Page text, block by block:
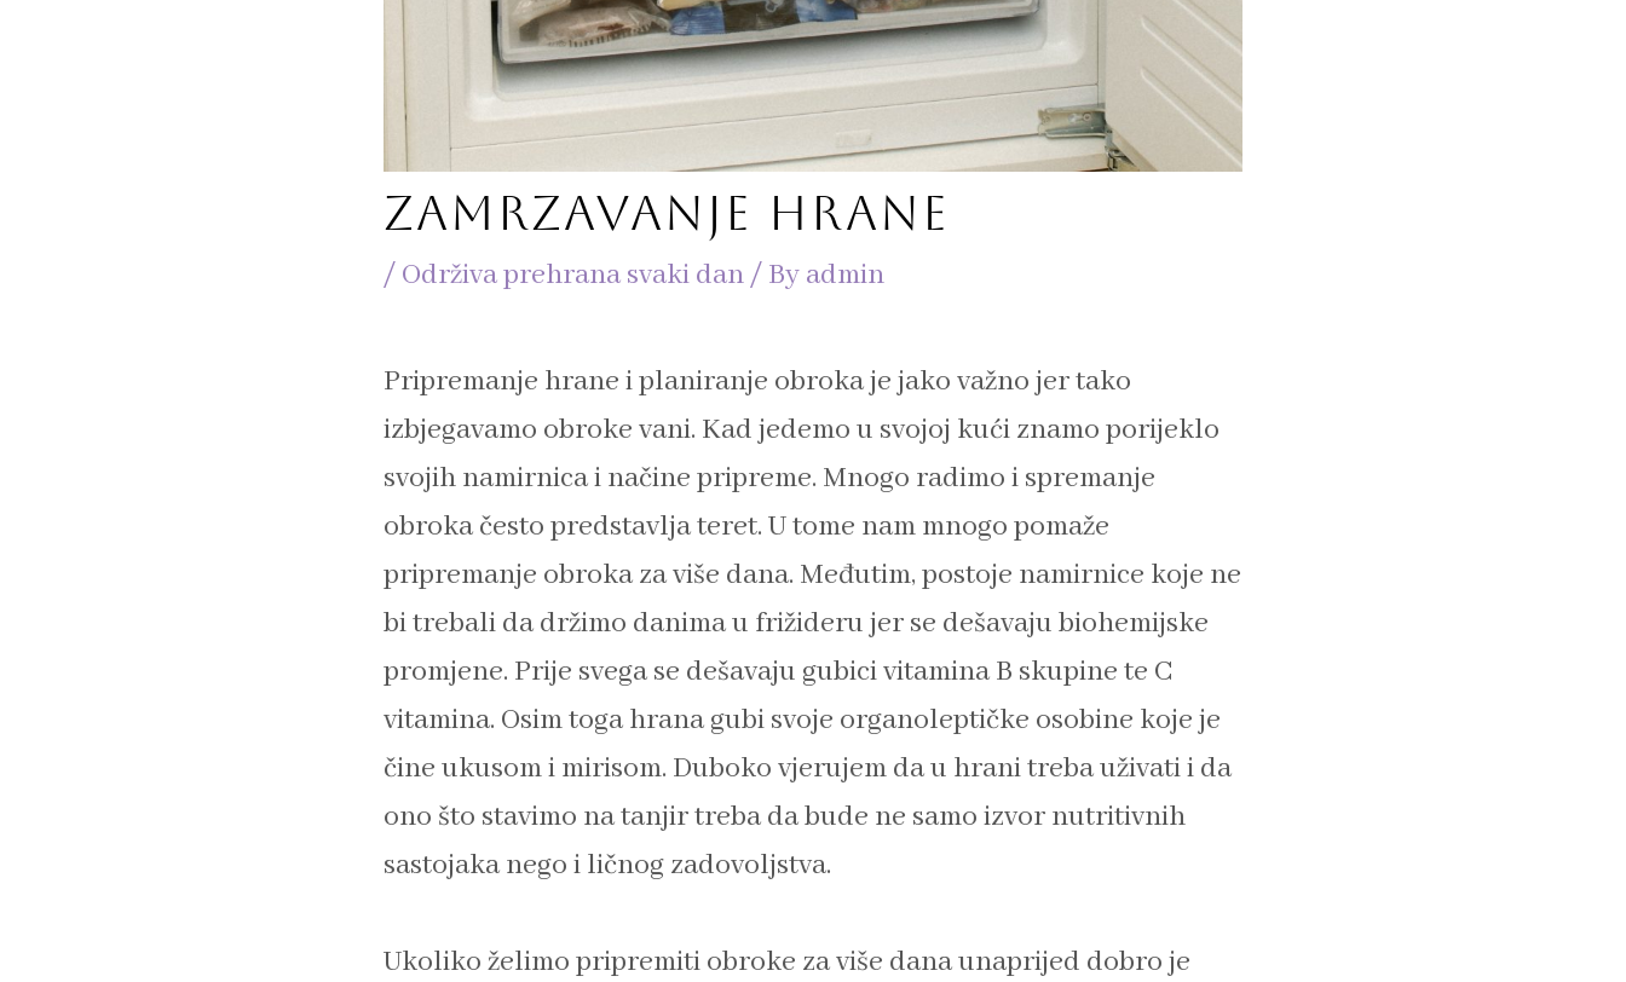
ZAMRZAVANJE HRANE
/ Održiva prehrana svaki dan / By admin
Pripremanje hrane i planiranje obroka je jako važno jer tako
izbjegavamo obroke vani. Kad jedemo u svojoj kući znamo porijeklo
svojih namirnica i načine pripreme. Mnogo radimo i spremanje
obroka često predstavlja teret. U tome nam mnogo pomaže
pripremanje obroka za više dana. Međutim, postoje namirnice koje ne
bi trebali da držimo danima u frižideru jer se dešavaju biohemijske
promjene. Prije svega se dešavaju gubici vitamina B skupine te C
vitamina. Osim toga hrana gubi svoje organoleptičke osobine koje je
čine ukusom i mirisom. Duboko vjerujem da u hrani treba uživati i da
ono što stavimo na tanjir treba da bude ne samo izvor nutritivnih
sastojaka nego i ličnog zadovoljstva.
Ukoliko želimo pripremiti obroke za više dana unaprijed dobro je